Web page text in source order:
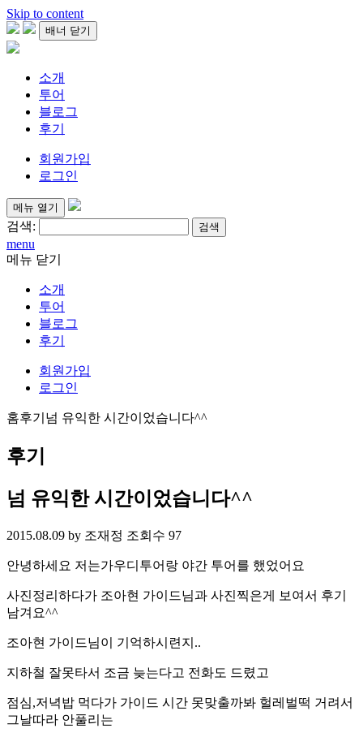
Skip to content
배너 닫기
소개
투어
블로그
후기
회원가입
로그인
메뉴 열기
검색:
menu
메뉴 닫기
소개
투어
블로그
후기
회원가입
로그인
홈후기 넘 유익한 시간이었습니다^^
후기
넘 유익한 시간이었습니다^^
2015.08.09 by 조재정 조회수 97
안녕하세요 저는가우디투어랑 야간 투어를 했었어요
사진정리하다가 조아현 가이드님과 사진찍은게 보여서 후기
남겨요^^
조아현 가이드님이 기억하시련지..
지하철 잘못타서 조금 늦는다고 전화도 드렸고
점심,저녁밥 먹다가 가이드 시간 못맞출까봐 헐레벌떡 거려서
그날따라 안풀리는